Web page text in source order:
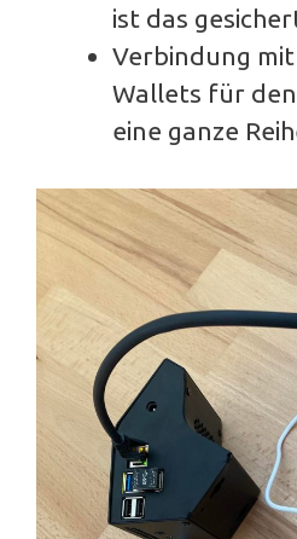
ist das
Verbindung mit
Wallets für
eine ganze